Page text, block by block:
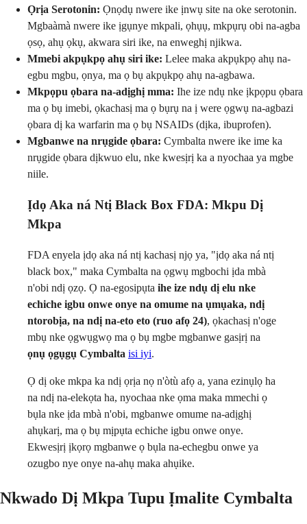
Ọrịa Serotonin: Ọnọdụ nwere ike ịnwụ site na oke serotonin.
Mgbaàmà nwere ike ịgụnye mkpali, ọhụụ, mkpụrụ obi na-agba
ọsọ, ahụ ọkụ, akwara siri ike, na enweghị njikwa.
Mmebi akpụkpọ ahụ siri ike: Lelee maka akpụkpọ ahụ na-
egbu mgbu, ọnya, ma ọ bụ akpụkpọ ahụ na-agbawa.
Mkpọpu ọbara na-adịghị mma: Ihe ize ndụ nke ịkpọpu ọbara
ma ọ bụ imebi, ọkachasị ma ọ bụrụ na ị were ọgwụ na-agbazi
ọbara dị ka warfarin ma ọ bụ NSAIDs (dịka, ibuprofen).
Mgbanwe na nrụgide ọbara: Cymbalta nwere ike ime ka
nrụgide ọbara dịkwuo elu, nke kwesịrị ka a nyochaa ya mgbe
niile.
Ịdọ Aka ná Ntị Black Box FDA: Mkpu Dị
Mkpa
FDA enyela ịdọ aka ná ntị kachasị njọ ya, "ịdọ aka ná ntị
black box," maka Cymbalta na ọgwụ mgbochi ịda mbà
n'obi ndị ọzọ. Ọ na-egosipụta ihe ize ndụ dị elu nke
echiche igbu onwe onye na omume na ụmụaka, ndị
ntorobịa, na ndị na-eto eto (ruo afọ 24), ọkachasị n'oge
mbụ nke ọgwụgwọ ma ọ bụ mgbe mgbanwe gasịrị na
ọnụ ọgụgụ Cymbalta isi iyi.
Ọ dị oke mkpa ka ndị ọrịa nọ n'òtù afọ a, yana ezinụlọ ha
na ndị na-elekọta ha, nyochaa nke ọma maka mmechi ọ
bụla nke ịda mbà n'obi, mgbanwe omume na-adịghị
ahụkarị, ma ọ bụ mịpụta echiche igbu onwe onye.
Ekwesịrị ịkọrọ mgbanwe ọ bụla na-echegbu onwe ya
ozugbo nye onye na-ahụ maka ahụike.
Nkwado Dị Mkpa Tupu Ịmalite Cymbalta